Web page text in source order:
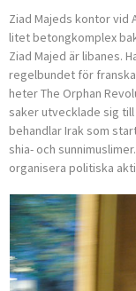
Ziad Majeds kontor vid
litet betongkomplex
Ziad Majed är libanes.
regelbundet för
heter The Orphan
saker utvecklade sig till
behandlar Irak som
shia- och
organisera politiska